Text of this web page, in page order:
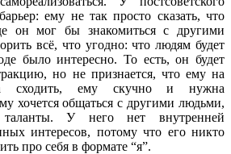
ему не так просто сказать, что
он мог бы знакомиться с другими
всё, что угодно: что людям будет
было интересно. То есть, он будет
но не признается, что ему на
сходить, ему скучно и нужна
хочется общаться с другими людьми,
У него нет внутренней
интересов, потому что его никто
про себя в формате “я”.